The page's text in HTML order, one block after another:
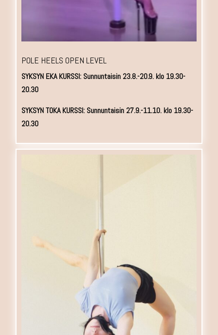
POLE HEELS OPEN LEVEL
SYKSYN EKA KURSSI: Sunnuntaisin 23.8.-20.9. klo 19.30-
20.30
SYKSYN TOKA KURSSI: Sunnuntaisin 27.9.-11.10. klo 19.30-
20.30